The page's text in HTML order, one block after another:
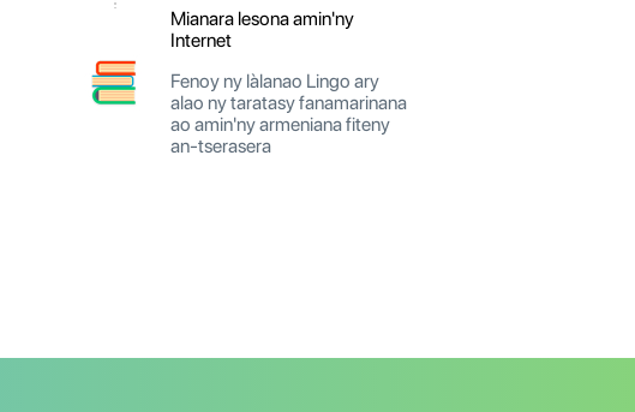
Mianara lesona amin'ny
Internet
Fenoy ny làlanao Lingo ary
alao ny taratasy fanamarinana
ao amin'ny armeniana fiteny
an-tserasera